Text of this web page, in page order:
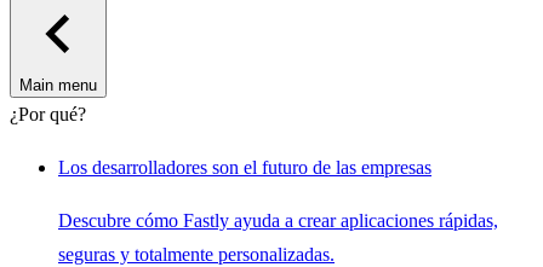
Main menu
¿Por qué?
Los desarrolladores son el futuro de las empresas
Descubre cómo Fastly ayuda a crear aplicaciones rápidas,
seguras y totalmente personalizadas.